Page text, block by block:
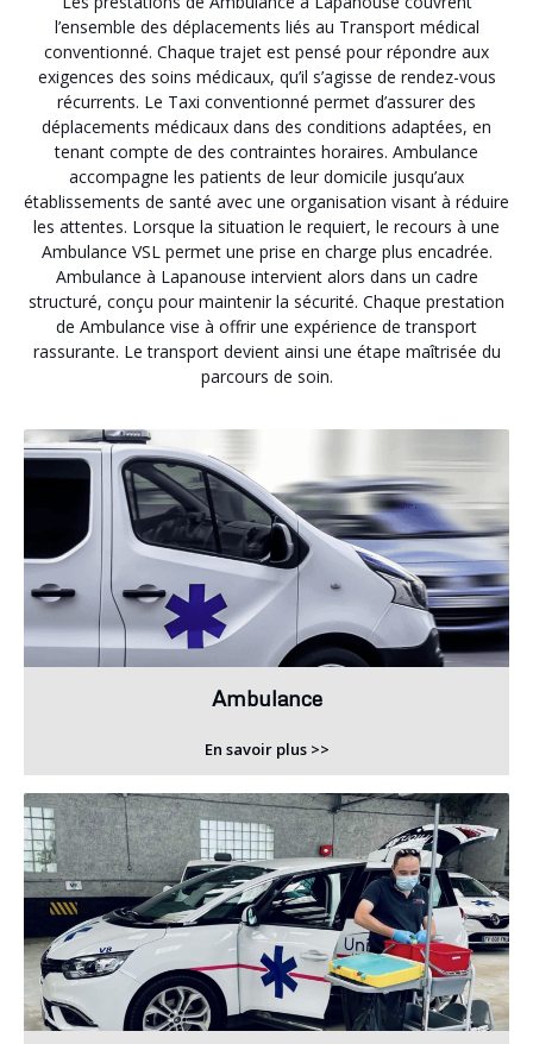
l’ensemble des déplacements liés au Transport médical
conventionné. Chaque trajet est pensé pour répondre aux
exigences des soins médicaux, qu’il s’agisse de rendez-vous
récurrents. Le Taxi conventionné permet d’assurer des
déplacements médicaux dans des conditions adaptées, en
tenant compte de des contraintes horaires. Ambulance
accompagne les patients de leur domicile jusqu’aux
établissements de santé avec une organisation visant à réduire
les attentes. Lorsque la situation le requiert, le recours à une
Ambulance VSL permet une prise en charge plus encadrée.
Ambulance à Lapanouse intervient alors dans un cadre
structuré, conçu pour maintenir la sécurité. Chaque prestation
de Ambulance vise à offrir une expérience de transport
rassurante. Le transport devient ainsi une étape maîtrisée du
parcours de soin.
Ambulance
En savoir plus >>